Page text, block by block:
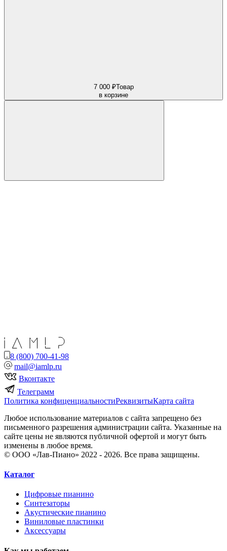
7 000 ₽Товар
в корзине
8 (800) 700-41-98
mail@iamlp.ru
Вконтакте
Телеграмм
Политика конфиценциальностиРеквизитыКарта сайта
Любое использование материалов с сайта запрещено без
письменного разрешения администрации сайта. Указанные на
сайте цены не являются публичной офертой и могут быть
изменены в любое время.
© ООО «Лав-Пиано» 2022 - 2026. Все права защищены.
Каталог
Цифровые пианино
Синтезаторы
Акустические пианино
Виниловые пластинки
Аксессуары